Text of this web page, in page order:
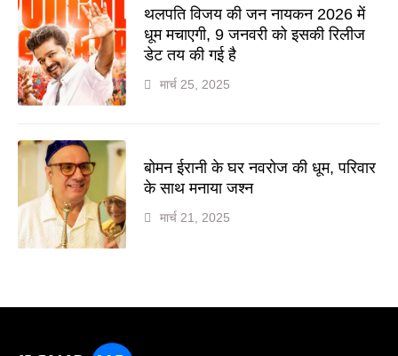
थलपति विजय की जन नायकन 2026 में
धूम मचाएगी, 9 जनवरी को इसकी रिलीज
डेट तय की गई है
मार्च 25, 2025
बोमन ईरानी के घर नवरोज की धूम, परिवार
के साथ मनाया जश्न
मार्च 21, 2025